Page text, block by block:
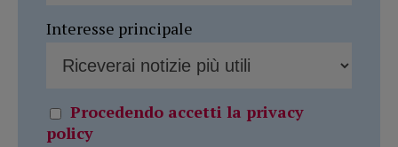
Interesse principale
Procedendo accetti la privacy
policy